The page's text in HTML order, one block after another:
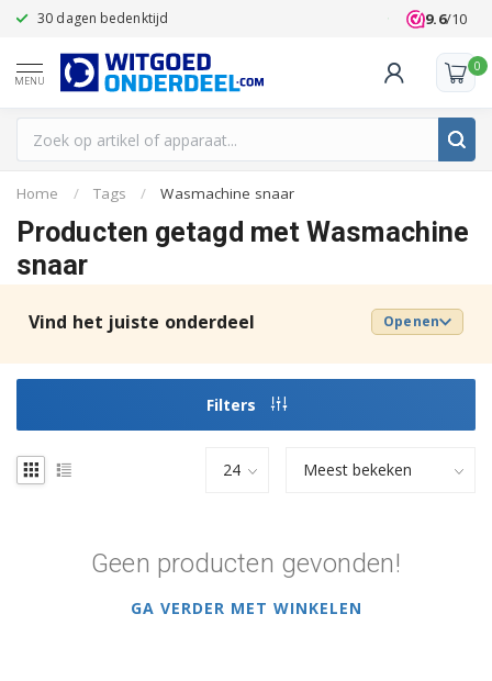
30 dagen bedenktijd Klanten
9.6/10
MENU
0
Home / Tags / Wasmachine snaar
Producten getagd met Wasmachine
snaar
Vind het juiste onderdeel Openen
Filters
Geen producten gevonden!
GA VERDER MET WINKELEN